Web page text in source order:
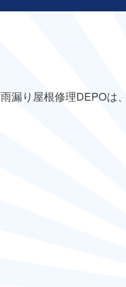
雨漏り屋根修理DEPOは